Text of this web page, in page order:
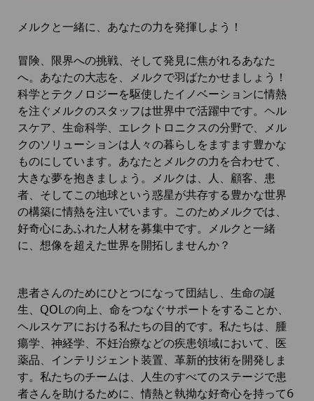
メルクと一緒に、あなたの力を発揮しよう！
冒険、限界への挑戦、そして発見に焦がれるあなた
へ。あなたの大志を、メルクで羽ばたかせましょう！
科学とテクノロジーを駆使したイノベーションに情熱
を注ぐメルクのスタッフは世界中で活躍中です。ヘル
スケア、生命科学、エレクトロニクスの分野で、メル
クのソリューションは人々の暮らしをますます豊かな
ものにしています。あなたとメルクの力を合わせて、
大きな夢を抱きましょう。メルクは、人、顧客、患
者、そしてこの地球という惑星が共存する豊かな世界
の構築に情熱を注いでいます。このためメルクでは、
好奇心にあふれた人材を募集中です。メルクと一緒
に、想像を超えた世界を開拓しませんか？
患者さんのためにひとつになって団結し、生命の誕
生、QOLの向上、命をつなぐサポートをすることか、
ヘルスケアにおける私たちの目的です。私たちは、腫
瘍学、神経学、不妊治療などの疾患領域において、医
薬品、インテリジェント装置、革新的技術を開発しま
す。私たちのチームは、人生のすべてのステージで患
者さんを助けるために、情熱と執拗な好奇心を持って6